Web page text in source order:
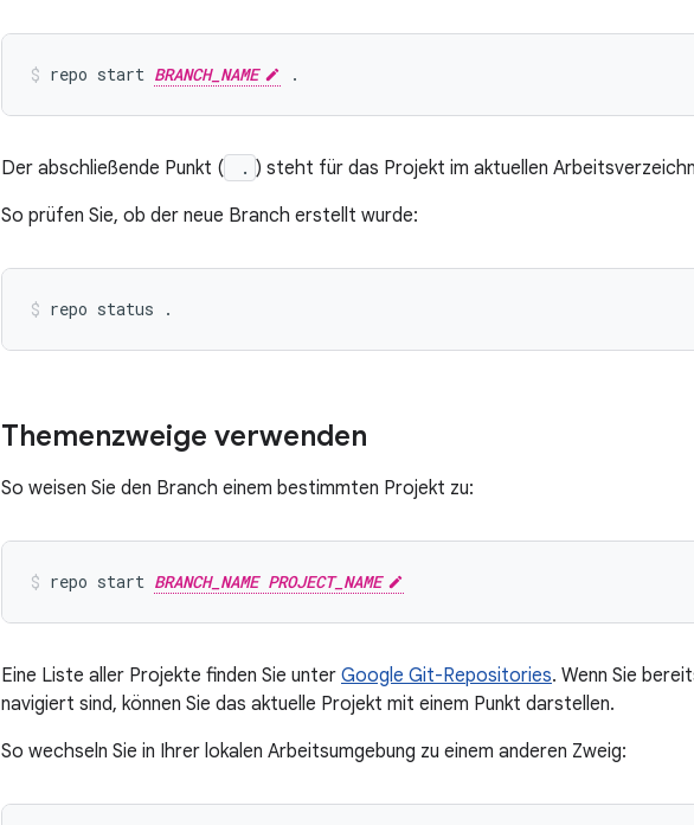
repo start BRANCH_NAME
Der abschließende Punkt ( . ) steht für das Projekt im aktuellen
So prüfen Sie, ob der neue Branch erstellt wurde:
Themenzweige verwenden
So weisen Sie den Branch einem bestimmten Projekt zu:
repo start BRANCH_NAME PROJECT_NAME
Eine Liste aller Projekte finden Sie unter Google Git-Repositories. Wenn Sie
navigiert sind, können Sie das aktuelle Projekt mit einem Punkt darstellen.
So wechseln Sie in Ihrer lokalen Arbeitsumgebung zu einem anderen Zweig: